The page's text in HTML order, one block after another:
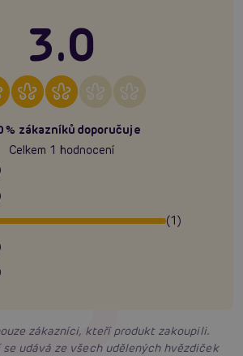
3.0
zákazníků doporučuje
Celkem 1 hodnocení
(1)
zákazníci, kteří produkt zakoupili.
se udává ze všech udělených hvězdiček